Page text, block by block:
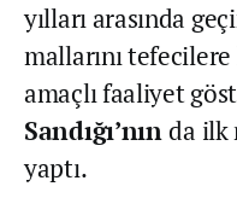
yılları arasında
mallarını
amaçlı faaliyet
Sandığı’nında ilk
yaptı.